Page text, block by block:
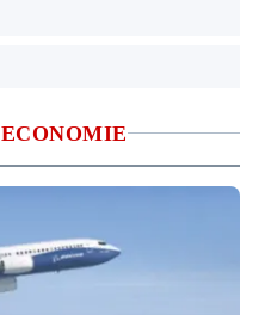
ECONOMIE